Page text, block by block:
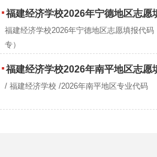
福建经济学校2026年宁德地区志愿填报代码（
福建经济学校2026年宁德地区志愿填报代码
专）
福建经济学校2026年南平地区志愿填报代码（
/ 福建经济学校 /2026年南平地区专业代码